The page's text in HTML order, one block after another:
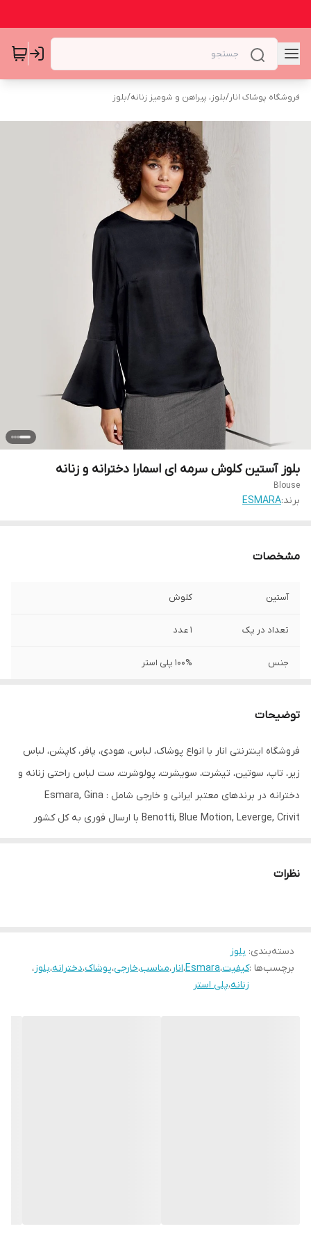
فروشگاه پوشاک انار/بلوز، پیراهن و شومیز زنانه/بلوز
بلوز آستین کلوش سرمه‌ ای اسمارا دخترانه و زنانه
Blouse
برند:ESMARA
مشخصات
آستین کلوش
تعداد در پک 1 عدد
جنس 100% پلی استر
توضیحات
فروشگاه اینترنتی انار با انواع پوشاک، لباس، هودی، پافر، کاپشن، لباس
زیر، تاپ، سوتین، تیشرت، سویشرت، پولوشرت، ست لباس راحتی زنانه و
دخترانه در برندهای معتبر ایرانی و خارجی شامل : Esmara, Gina
Benotti, Blue Motion, Leverge, Crivit با ارسال فوری به کل کشور
نظرات
دسته‌بندی: بلوز
برچسب‌ها :کیفیت،Esmara،انار،مناسب،خارجی،پوشاک،دخترانه،بلوز،
زنانه،پلی استر